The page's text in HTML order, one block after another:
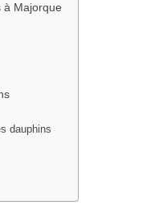
à Majorque
dauphins